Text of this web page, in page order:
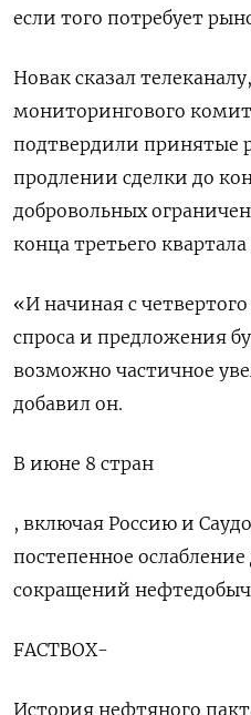
если того потребует
Новак сказал
мониторингового
подтвердили принятые
продлении сделки до
добровольных
конца третьего
«И начиная с
спроса и предложения
возможно частичное
добавил он.
В июне 8 стран
, включая Россию и
постепенное
сокращений
FACTBOX-
История нефтяного